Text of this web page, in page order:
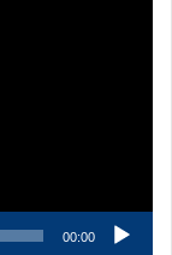
00:00